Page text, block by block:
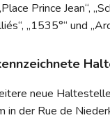
Prince Jean“,
„1535°“ und
neue
in der Rue de